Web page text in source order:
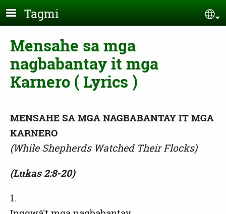
Skip to main content
Tagmi
Mensahe sa mga
nagbabantay it mga
Karnero ( Lyrics )
MENSAHE SA MGA NAGBABANTAY IT MGA
KARNERO
(While Shepherds Watched Their Flocks)
(Lukas 2:8-20)
1.